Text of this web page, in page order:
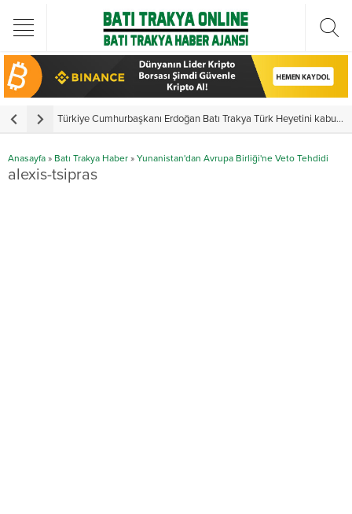
Türkiye Cumhurbaşkanı Erdoğan Batı Trakya Türk Heyetini kabul etti
Anasayfa » Batı Trakya Haber » Yunanistan'dan Avrupa Birliği'ne Veto Tehdidi
alexis-tsipras